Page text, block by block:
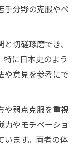
手分野の克服やペ
切磋琢磨でき、
に日本史のよう
や意見を参考にで
や弱点克服を重視
力やモチベーショ
います。両者の体